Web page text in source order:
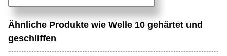
Ähnliche Produkte wie Welle 10 gehärtet und
geschliffen